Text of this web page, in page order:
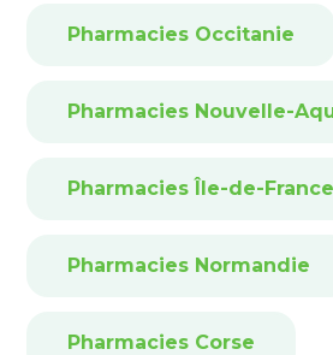
Pharmacies Occitanie
Pharmacies Nouvelle-
Pharmacies Île-de-France
Pharmacies Normandie
Pharmacies Corse